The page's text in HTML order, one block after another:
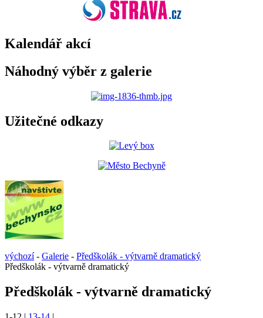
Kalendář akcí
Náhodný výběr z galerie
Užitečné odkazy
výchozí- Galerie - Předškolák - výtvarně dramatický
Předškolák - výtvarně dramatický
Předškolák - výtvarně dramatický